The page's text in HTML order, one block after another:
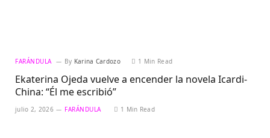
FARÁNDULA By Karina Cardozo 1 Min Read
Ekaterina Ojeda vuelve a encender la novela Icardi-
China: “Él me escribió”
julio 2, 2026 FARÁNDULA 1 Min Read